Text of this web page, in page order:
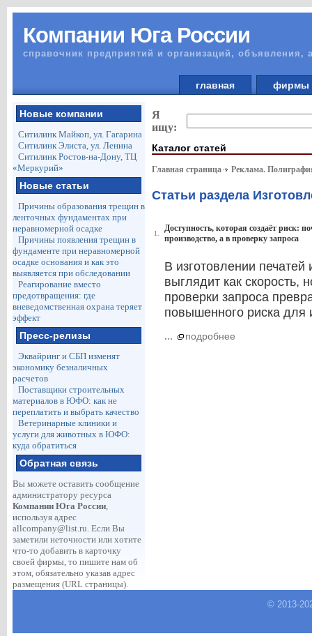
Компании Юга России
справочник предприятий и организаций, объявления,
главная
Новые компании
Ситилинк Майкоп, ул. Гагарина
Ситилинк Элиста, ул. Ленина
Ситилинк Ростов-на-Дону, ТЦ
«Меркурий»
Новые статьи
Причины образования трещин в
ленточных фундаментах при
неравномерной осадке
Причины появления трещин в
фундаменте при неравномерной
осадке основания и как это
выявляется при обследовании
Реагирование вместо
предотвращения: где
вневедомственная охрана теряет
эффект
Пресс-релизы
Эквайринг и СБП изменят
экономику безналичных
расчетов
Поставщики строительных
материалов в ЮФО: как не
переплатить и выбрать качество
Ветеринарные клиники и
услуги для животных в ЮФО:
куда обратиться
Обратная связь
Вы можете оставить сообщение
администратору ресурса
Компании Юга России,
используя адрес
allcompany@list.ru. Если Вы
заметили неточности или хотите
что-то добавить в карточку
своей фирмы, то пишите нам об
этом, обязательно указав адрес
размещения (URL страницы).
Я
ищу:
Каталог статей
Главная страница Реклама.
Статьи раздела
1.
Доступность, которая создаёт риск:
производство, а в проверку запроса
В изготовлении
выглядит как скорость,
проверки запроса
повышенного риска для
... подробнее
© 2013-